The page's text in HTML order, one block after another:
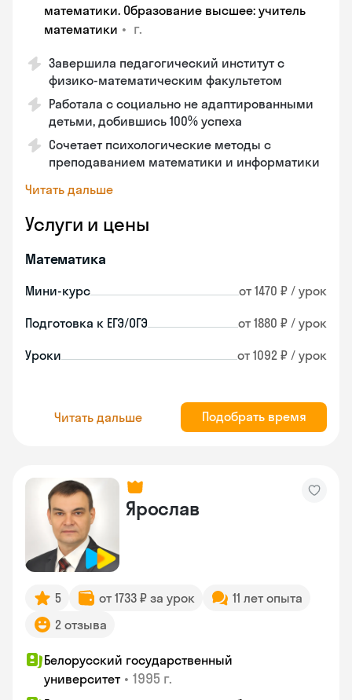
математики. Образование высшее: учитель
математики • г.
Завершила педагогический институт с
физико-математическим факультетом
Работала с социально не адаптированными
детьми, добившись 100% успеха
Сочетает психологические методы с
преподаванием математики и информатики
Читать дальше
Услуги и цены
Математика
Мини-курс от 1470 ₽ / урок
Подготовка к ЕГЭ/ОГЭ от 1880 ₽ / урок
Уроки от 1092 ₽ / урок
Читать дальше Подобрать время
Ярослав
5 от 1733 ₽ за урок
11 лет опыта
2 отзыва
Белорусский государственный
университет • 1995 г.